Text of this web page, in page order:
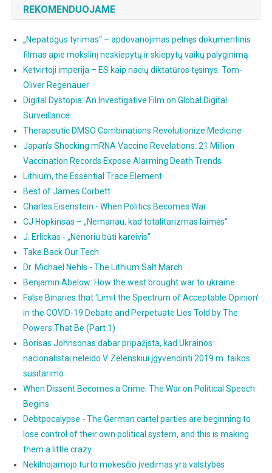
REKOMENDUOJAME
„Nepatogus tyrimas“ – apdovanojimas pelnęs dokumentinis
filmas apie mokslinį neskiepytų ir skiepytų vaikų palyginimą
Ketvirtoji imperija – ES kaip nacių diktatūros tęsinys. Tom-
Oliver Regenauer
Digital Dystopia: An Investigative Film on Global Digital
Surveillance
Therapeutic DMSO Combinations Revolutionize Medicine
Japan’s Shocking mRNA Vaccine Revelations: 21 Million
Vaccination Records Expose Alarming Death Trends
Lithium, the Essential Trace Element
Best of James Corbett
Charles Eisenstein - When Politics Becomes War
CJ Hopkinsas – „Nemanau, kad totalitarizmas laimės“
J. Erlickas - „Nenoriu būti kareivis“
Take Back Our Tech
Dr. Michael Nehls - The Lithium Salt March
Benjamin Abelow: How the west brought war to ukraine
False Binaries that 'Limit the Spectrum of Acceptable Opinion'
in the COVID-19 Debate and Perpetuate Lies Told by The
Powers That Be (Part 1)
Borisas Johnsonas dabar pripažįsta, kad Ukrainos
nacionalistai neleido V. Zelenskiui įgyvendinti 2019 m. taikos
susitarimo
When Dissent Becomes a Crime: The War on Political Speech
Begins
Debtpocalypse - The German cartel parties are beginning to
lose control of their own political system, and this is making
them a little crazy
Nekilnojamojo turto mokesčio įvedimas yra valstybės